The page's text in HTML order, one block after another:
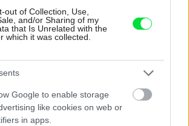
out of Collection, Use,
and/or Sharing of my
that Is Unrelated with the
which it was collected.
Google to enable storage
like cookies on web or
in apps.